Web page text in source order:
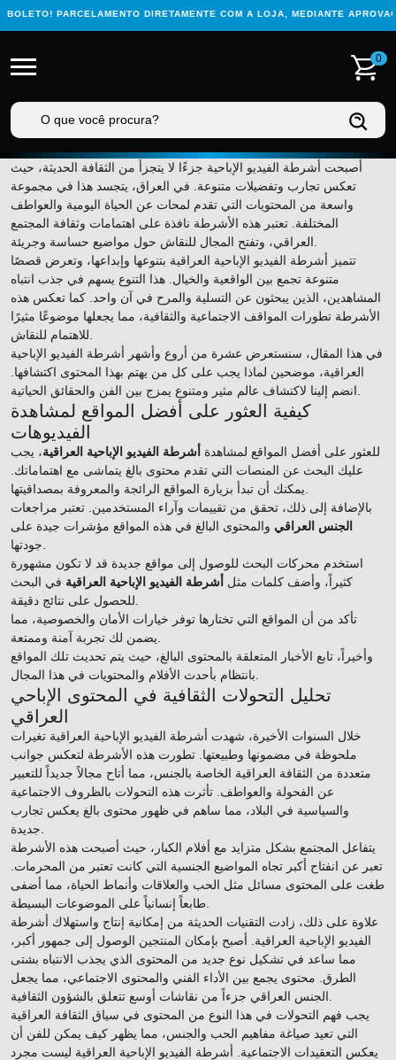
PARCELAMENTO DIRETAMENTE COM A LOJA, MEDIANTE
0
أصبحت أشرطة الفيديو الإباحية جزءًا لا يتجزأ من الثقافة الحديثة، حيث
تعكس تجارب وتفضيلات متنوعة. في العراق، يتجسد هذا في مجموعة
واسعة من المحتويات التي تقدم لمحات عن الحياة اليومية والعواطف
المختلفة. تعتبر هذه الأشرطة نافذة على اهتمامات وثقافة المجتمع
تتميز أشرطة الفيديو الإباحية العراقية بتنوعها وإبداعها، وتعرض قصصًا
متنوعة تجمع بين الواقعية والخيال. هذا التنوع يسهم في جذب انتباه
المشاهدين، الذين يبحثون عن التسلية والمرح في آن واحد. كما تعكس هذه
الأشرطة تطورات المواقف الاجتماعية والثقافية، مما يجعلها موضوعًا مثيرًا
في هذا المقال، سنستعرض عشرة من أروع وأشهر أشرطة الفيديو الإباحية
العراقية، موضحين لماذا يجب على كل من يهتم بهذا المحتوى اكتشافها.
كيفية العثور على أفضل المواقع لمشاهدة
الفيديوهات
للعثور على أفضل المواقع لمشاهدة أشرطة الفيديو الإباحية العراقية، يجب
عليك البحث عن المنصات التي تقدم محتوى بالغ يتماشى مع اهتماماتك.
بالإضافة إلى ذلك، تحقق من تقييمات وآراء المستخدمين. تعتبر مراجعات
الجنس العراقي والمحتوى البالغ في هذه المواقع مؤشرات جيدة على
استخدم محركات البحث للوصول إلى مواقع جديدة قد لا تكون مشهورة
كثيراً، وأضف كلمات مثل أشرطة الفيديو الإباحية العراقية في البحث
تأكد من أن المواقع التي تختارها توفر خيارات الأمان والخصوصية، مما
وأخيراً، تابع الأخبار المتعلقة بالمحتوى البالغ، حيث يتم تحديث تلك المواقع
تحليل التحولات الثقافية في المحتوى الإباحي
العراقي
خلال السنوات الأخيرة، شهدت أشرطة الفيديو الإباحية العراقية تغيرات
ملحوظة في مضمونها وطبيعتها. تطورت هذه الأشرطة لتعكس جوانب
متعددة من الثقافة العراقية الخاصة بالجنس، مما أتاح مجالاً جديداً للتعبير
عن الفحولة والعواطف. تأثرت هذه التحولات بالظروف الاجتماعية
والسياسية في البلاد، مما ساهم في ظهور محتوى بالغ يعكس تجارب
يتفاعل المجتمع بشكل متزايد مع أفلام الكبار، حيث أصبحت هذه الأشرطة
تعبر عن انفتاح أكبر تجاه المواضيع الجنسية التي كانت تعتبر من المحرمات.
طغت على المحتوى مسائل مثل الحب والعلاقات وأنماط الحياة، مما أضفى
علاوة على ذلك، زادت التقنيات الحديثة من إمكانية إنتاج واستهلاك أشرطة
الفيديو الإباحية العراقية. أصبح بإمكان المنتجين الوصول إلى جمهور أكبر،
مما ساعد في تشكيل نوع جديد من المحتوى الذي يجذب الانتباه بشتى
الطرق. محتوى يجمع بين الأداء الفني والمحتوى الاجتماعي، مما يجعل
يجب فهم التحولات في هذا النوع من المحتوى في سياق الثقافة العراقية
التي تعيد صياغة مفاهيم الحب والجنس، مما يظهر كيف يمكن للفن أن
يعكس التعقيدات الاجتماعية. أشرطة الفيديو الإباحية العراقية ليست مجرد